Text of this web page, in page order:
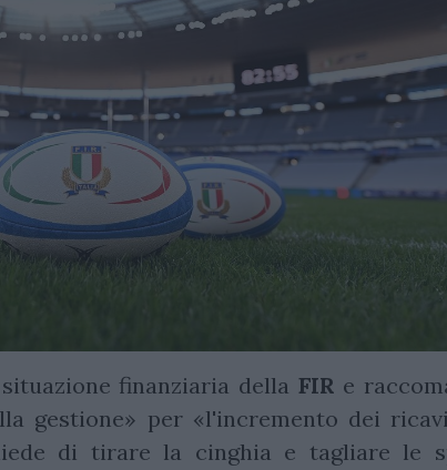
finanziaria della FIR e
gestione» per «l'incremento dei
di tirare la cinghia e tagliare le